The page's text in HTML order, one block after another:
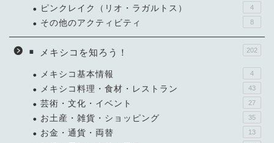
ピンクレイク（リオ・ラガルトス） 4
その他のアクティビティ 8
メキシコを知ろう！ 202
メキシコ基本情報 4
メキシコ料理・食材・レストラン 43
芸術・文化・イベント 27
お土産・雑貨・ショッピング 35
お金・通貨・両替 13